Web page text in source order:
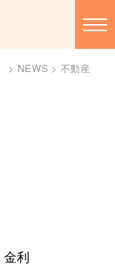
> NEWS > 不動産
金利